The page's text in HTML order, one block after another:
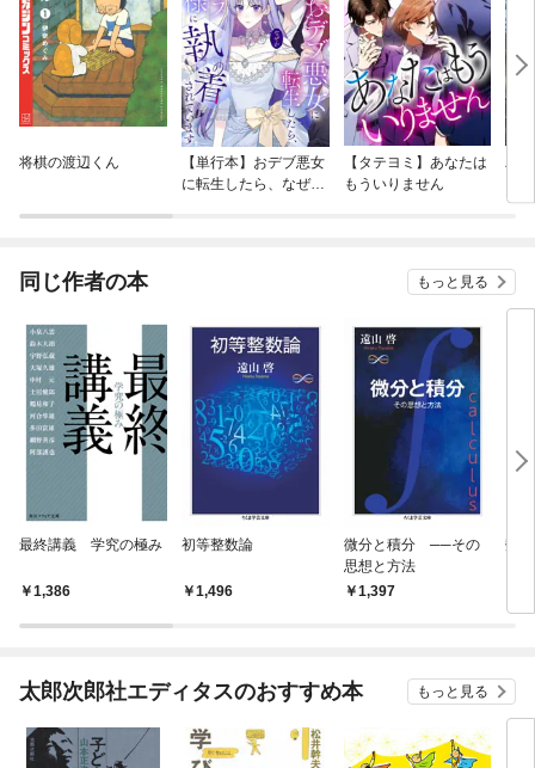
将棋の渡辺くん
【単行本】おデブ悪女
に転生したら、なぜか
【タテヨミ】あなたは
もういりません
バ
今
同じ作者の本 もっと見る
最終講義 学究の極み
1,386
初等整数論
1,496
微分と積分 ──その
思想と方法
1,397
数
太郎次郎社エディタスのおすすめ本 もっと見る